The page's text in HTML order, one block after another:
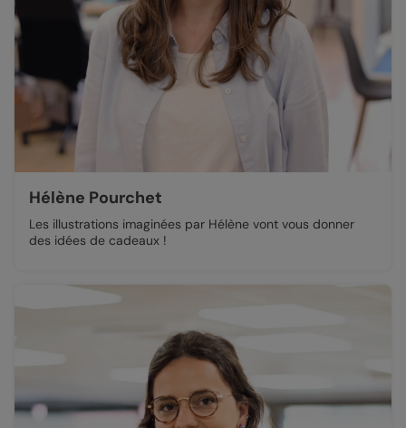
Hélène Pourchet
Les illustrations imaginées par Hélène vont vous donner
des idées de cadeaux !